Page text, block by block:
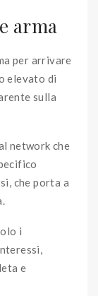
arma
per arrivare
elevato di
sulla
network che
che porta a
i
e